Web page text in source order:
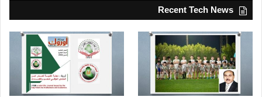
Recent Tech News